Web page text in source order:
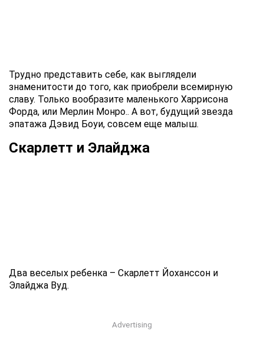
Трудно представить себе, как выглядели
знаменитости до того, как приобрели всемирную
славу. Только вообразите маленького Харрисона
Форда, или Мерлин Монро.. А вот, будущий звезда
эпатажа Дэвид Боуи, совсем еще малыш.
Скарлетт и Элайджа
Два веселых ребенка – Скарлетт Йоханссон и
Элайджа Вуд.
Advertising